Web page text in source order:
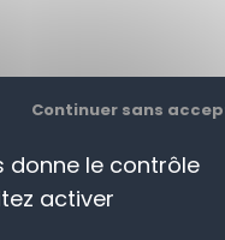
CONTACTEZ-
donne le contrôle
activer
Continuer sans